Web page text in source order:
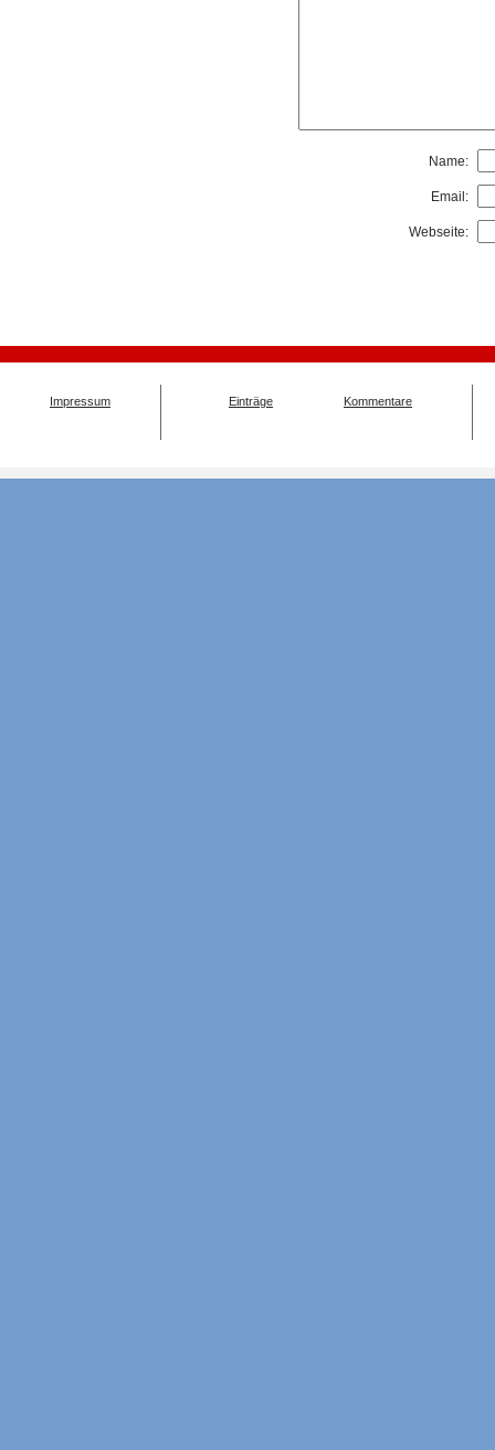
Name:
Email:
Webseite:
Impressum Einträge Kommentare